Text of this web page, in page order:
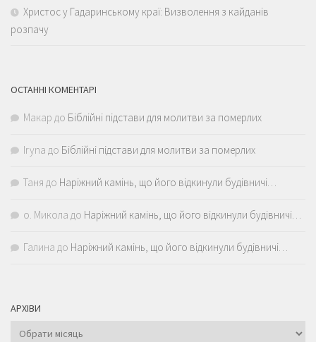
Христос у Гадаринському краї: Визволення з кайданів
розпачу
ОСТАННІ КОМЕНТАРІ
Макар до Біблійні підстави для молитви за померлих
Iryna до Біблійні підстави для молитви за померлих
Таня до Наріжний камінь, що його відкинули будівничі…
о. Микола до Наріжний камінь, що його відкинули будівничі…
Галина до Наріжний камінь, що його відкинули будівничі…
АРХІВИ
Архіви